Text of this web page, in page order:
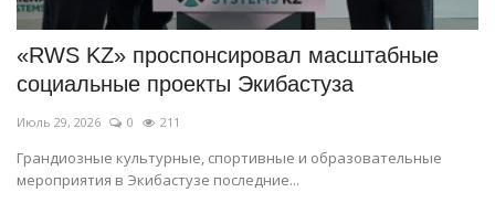
«RWS KZ» проспонсировал масштабные
социальные проекты Экибастуза
Июль 29, 2026 0 211
Грандиозные культурные, спортивные и образовательные
мероприятия в Экибастузе последние...